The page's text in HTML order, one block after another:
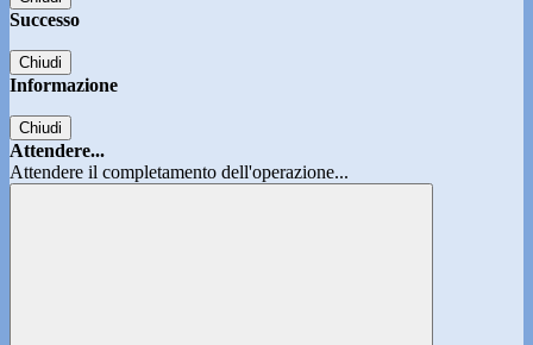
Successo
Chiudi
Informazione
Chiudi
Attendere...
Attendere il completamento dell'operazione...